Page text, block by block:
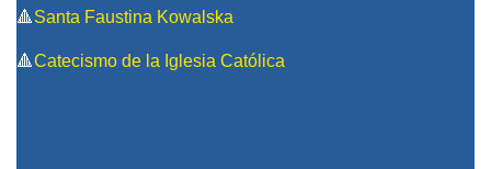
🔺Santa Faustina Kowalska
🔺Catecismo de la Iglesia Católica